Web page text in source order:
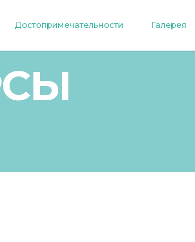
Достопримечательности Галерея